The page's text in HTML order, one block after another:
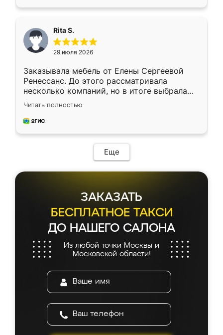
Rita S.
29 июля 2026
Заказывала мебель от Елены Сергеевой
Ренессанс. До этого рассматривала
несколько компаний, но в итоге выбрала
эту. Сначала обговорили условия, потом
приехал замерщик, всё спокойно объяснил
и снял размеры. Изготовили в срок, с
мебель сразу встала на свое место без
каких-либо доработок. Качеством осталась
довольна, все выглядит так, как и ожидала.
Читать полностью
Еще
ЗАКАЗАТЬ
БЕСПЛАТНОЕ ТАКСИ
ДО НАШЕГО САЛОНА
Из любой точки Москвы и
Московской области!